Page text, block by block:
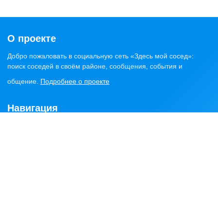
О проекте
Добро пожаловать в социальную сеть «Здесь мой сосед»:
поиск соседей в своём районе, сообщения, события и
общение. Подробнее о проекте
Навигация